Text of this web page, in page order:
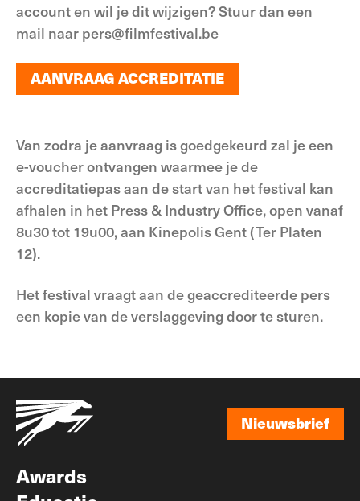
account en wil je dit wijzigen? Stuur dan een
mail naar pers@filmfestival.be
AANVRAAG ACCREDITATIE
Van zodra je aanvraag is goedgekeurd zal je een
e-voucher ontvangen waarmee je de
accreditatiepas aan de start van het festival kan
afhalen in het Press & Industry Office, open vanaf
8u30 tot 19u00, aan Kinepolis Gent (Ter Platen
12).
Het festival vraagt aan de geaccrediteerde pers
een kopie van de verslaggeving door te sturen.
Nieuwsbrief
Awards